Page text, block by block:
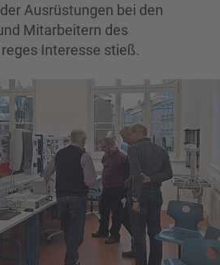
Ausrüstungen bei den
Mitarbeitern des
Interesse stieß.